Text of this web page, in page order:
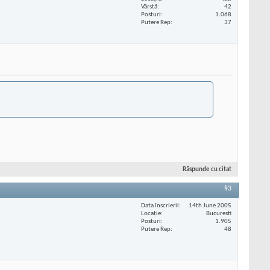
Vârstă
42
Posturi
1.068
Putere Rep
37
Răspunde cu citat
#3
Data înscrierii
14th June 2005
Locaţie
Bucuresti
Posturi
1.905
Putere Rep
48